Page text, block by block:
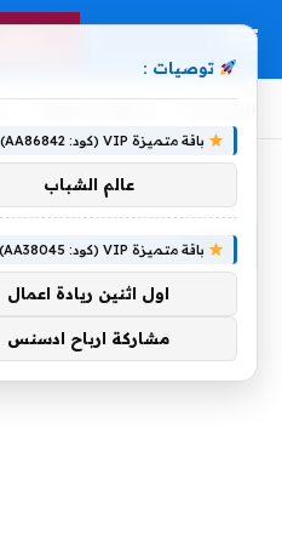
تحس
توصيات :
باقة متميزة VIP (كود: AA86842):
عالم الشباب
باقة متميزة VIP (كود: AA38045):
اول اثنين ريادة اعمال
مشاركة ارباح ادسنس